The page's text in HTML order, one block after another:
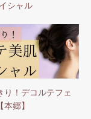
シャル
り！デコルテフェ
郷】